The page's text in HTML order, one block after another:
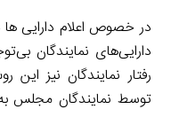
در خصوص اعلام دارایی ها
دارایی‌های نمایندگان
رفتار نمایندگان نیز
توسط نمایندگان مجلس